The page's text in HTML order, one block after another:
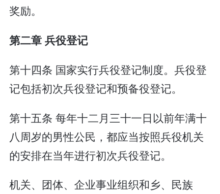
奖励。
第二章 兵役登记
第十四条 国家实行兵役登记制度。兵役登
记包括初次兵役登记和预备役登记。
第十五条 每年十二月三十一日以前年满十
八周岁的男性公民，都应当按照兵役机关
的安排在当年进行初次兵役登记。
机关、团体、企业事业组织和乡、民族